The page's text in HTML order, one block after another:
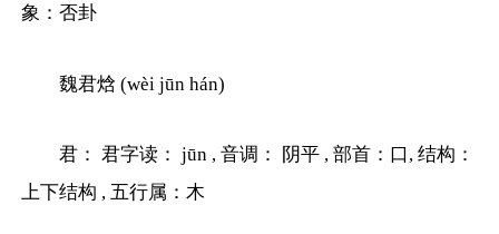
象：否卦
魏君焓 (wèi jūn hán)
君： 君字读： jūn , 音调： 阴平 , 部首：口, 结构：
上下结构 , 五行属：木